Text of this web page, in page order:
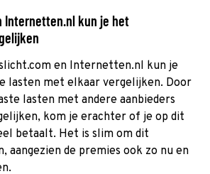
Internetten.nl kun je het
en Internetten.nl kun je
lasten met elkaar vergelijken. Door
lasten met andere aanbieders
kom je erachter of je op dit
betaalt. Het is slim om dit
aangezien de premies ook zo nu en